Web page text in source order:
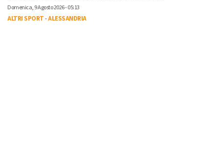
Domenica, 9 Agosto 2026 - 05:13
ALTRI SPORT-ALESSANDRIA